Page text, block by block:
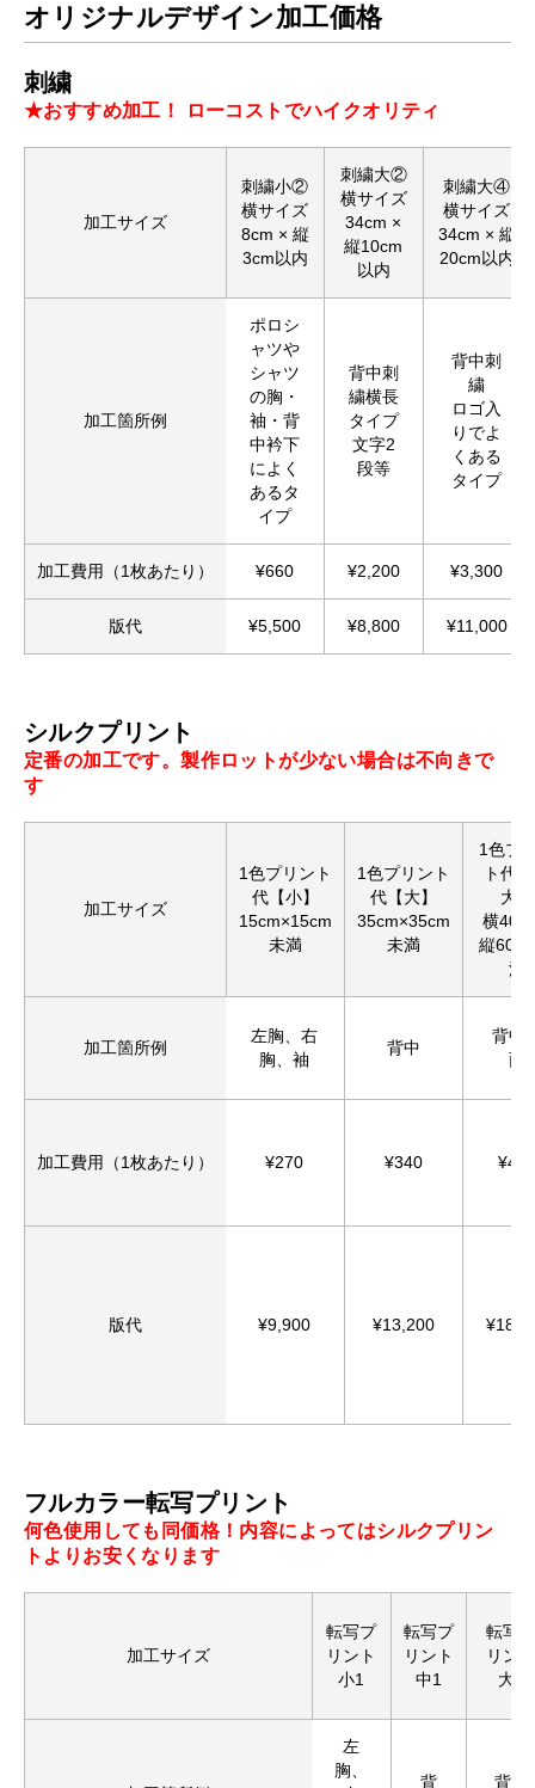
カートへ進む
オリジナルデザイン加工価格
刺繍
★おすすめ加工！ ローコストでハイクオリティ
加工サイズ
刺繍小②
横サイズ
8cm × 縦
3cm以内
刺繍大②
横サイズ
34cm ×
縦10cm
以内
刺繍大④
横サイズ
34cm × 縦
20cm以内
加工箇所例
ポロシ
ャツや
シャツ
の胸・
袖・背
中衿下
によく
あるタ
イプ
背中刺
繍横長
タイプ
文字2
段等
背中刺
繍
ロゴ入
りでよ
くある
タイプ
加工費用（1枚あたり） ¥660 ¥2,200 ¥3,300
版代 ¥5,500 ¥8,800 ¥11,000
シルクプリント
定番の加工です。製作ロットが少ない場合は不向きで
す
加工サイズ
1色プリント
代【小】
15cm×15cm
未満
1色プリント
代【大】
35cm×35cm
未満
1色プ
ト代
大】
横
縦
満
加工箇所例
左胸、右
胸、袖
背中
背中
面
加工費用（1枚あたり） ¥270 ¥340 ¥440
版代 ¥9,900 ¥13,200
フルカラー転写プリント
何色使用しても同価格！内容によってはシルクプリン
トよりお安くなります
加工サイズ
転写プ
リント
小1
転写プ
リント
中1
転写プ
リント
大1
左
胸、
背 背中